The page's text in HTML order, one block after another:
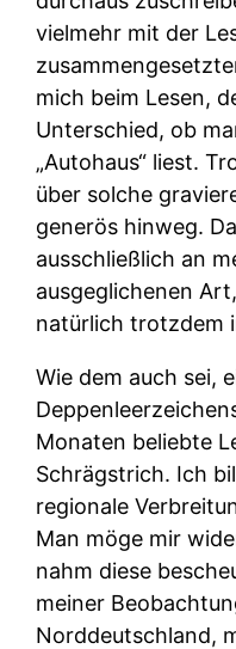
vielmehr mit der
mich beim Lesen,
Unterschied, ob
„Autohaus“ liest.
über solche
generös hinweg.
ausschließlich an
ausgeglichenen
natürlich trotzdem
Wie dem auch sei,
Monaten beliebte
Schrägstrich. Ich
regionale
Man möge mir
nahm diese
meiner
Norddeutschland,